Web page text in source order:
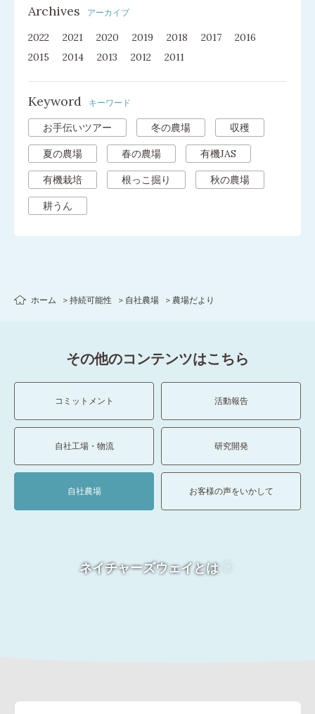
Archives アーカイブ
2022 2021 2020 2019 2018 2017
2016
2015
2014 2013 2012 2011
Keyword キーワード
お手伝いツアー 冬の農場 収穫
夏の農場 春の農場 有機JAS
有機栽培 根っこ掘り 秋の農場
耕うん
ホーム 持続可能性 自社農場 農場だより
その他のコンテンツはこちら
コミットメント 活動報告
自社工場・物流 研究開発
自社農場 お客様の声をいかして
ネイチャーズウェイとは